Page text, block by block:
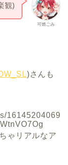
可燃ごみ
観)
)さんも
16145204069
ゃリアルなア